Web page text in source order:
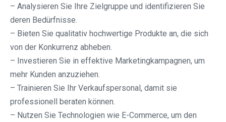
– Analysieren Sie Ihre Zielgruppe und identifizieren Sie
deren Bedürfnisse.
– Bieten Sie qualitativ hochwertige Produkte an, die sich
von der Konkurrenz abheben.
– Investieren Sie in effektive Marketingkampagnen, um
mehr Kunden anzuziehen.
– Trainieren Sie Ihr Verkaufspersonal, damit sie
professionell beraten können.
– Nutzen Sie Technologien wie E-Commerce, um den